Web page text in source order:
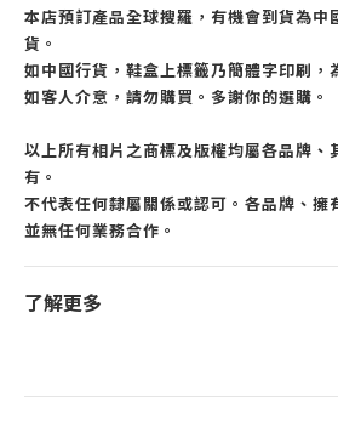
本店預訂產品全球搜羅，有機會到貨為
貨。
如中國行貨，鞋盒上標籤乃簡體字印刷，
如客人介意，請勿購買。多謝你的選購。
以上所有相片之商標及版權均屬各品牌、
有。
不代表任何隸屬關係或認可。各品牌、
並無任何業務合作。
了解更多